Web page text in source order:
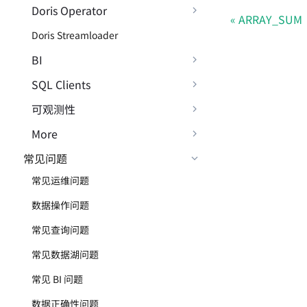
Doris Operator
Doris Streamloader
BI
SQL Clients
可观测性
More
常见问题
常见运维问题
数据操作问题
常见查询问题
常见数据湖问题
常见 BI 问题
数据正确性问题
ARRAY_SUM